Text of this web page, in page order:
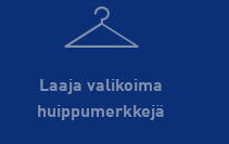
Laaja valikoima
huippu­merkkejä